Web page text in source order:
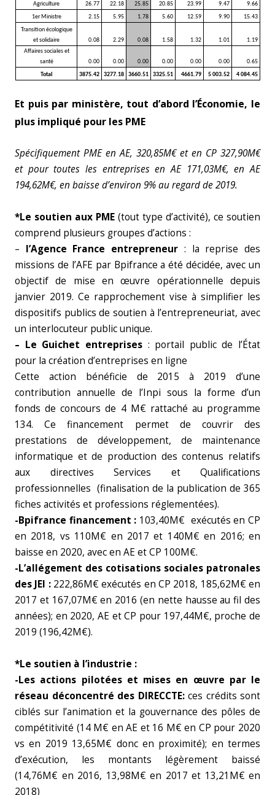
Agriculture
26.77 22.18 25.85 20.85 23.99 9.47
9.66
1er Ministre
2.15 5.95 1.78 5.60 12.59 9.90
15.43
Transition écologique
et solidaire
0.08 2.29 0.08 1.58 1.32 1.01
1.19
Affaires sociales et
santé
0.00 0.00 0.00 0.00 0.00 0.00
0.65
Total
3875.42 3277.18 3660.51 3325.51 4661.79 5 003.52 4 084.45
Et puis par ministère, tout d’abord l’Économie, le
plus impliqué pour les PME
Spécifiquement PME en AE, 320,85M€ et en CP 327,90M€
et pour toutes les entreprises en AE 171,03M€, en AE
194,62M€, en baisse d’environ 9% au regard de 2019.
*Le soutien aux PME (tout type d’activité), ce soutien
comprend plusieurs groupes d’actions :
– l’Agence France entrepreneur : la reprise des
missions de l’AFE par Bpifrance a été décidée, avec un
objectif de mise en œuvre opérationnelle depuis
janvier 2019. Ce rapprochement vise à simplifier les
dispositifs publics de soutien à l’entrepreneuriat, avec
un interlocuteur public unique.
– Le Guichet entreprises: portail public de l’État
pour la création d’entreprises en ligne
Cette action bénéficie de 2015 à 2019 d’une
contribution annuelle de l’Inpi sous la forme d’un
fonds de concours de 4 M€ rattaché au programme
134. Ce financement permet de couvrir des
prestations de développement, de maintenance
informatique et de production des contenus relatifs
aux directives Services et Qualifications
professionnelles (finalisation de la publication de 365
fiches activités et professions réglementées).
-Bpifrance financement : 103,40M€ exécutés en CP
en 2018, vs 110M€ en 2017 et 140M€ en 2016; en
baisse en 2020, avec en AE et CP 100M€.
-L’allégement des cotisations sociales patronales
des JEI : 222,86M€ exécutés en CP 2018, 185,62M€ en
2017 et 167,07M€ en 2016 (en nette hausse au fil des
années); en 2020, AE et CP pour 197,44M€, proche de
2019 (196,42M€).
*Le soutien à l’industrie :
-Les actions pilotées et mises en œuvre par le
réseau déconcentré des DIRECCTE: ces crédits sont
ciblés sur l’animation et la gouvernance des pôles de
compétitivité (14 M€ en AE et 16 M€ en CP pour 2020
vs en 2019 13,65M€ donc en proximité); en termes
d’exécution, les montants légèrement baissé
(14,76M€ en 2016, 13,98M€ en 2017 et 13,21M€ en
2018)